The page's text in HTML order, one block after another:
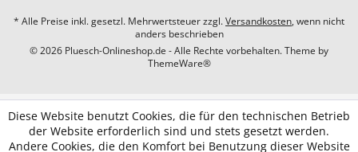
* Alle Preise inkl. gesetzl. Mehrwertsteuer zzgl.Versandkosten, wenn nicht
anders beschrieben
© 2026 Pluesch-Onlineshop.de - Alle Rechte vorbehalten. Theme by
ThemeWare®
Diese Website benutzt Cookies, die für den technischen Betrieb
der Website erforderlich sind und stets gesetzt werden.
Andere Cookies, die den Komfort bei Benutzung dieser Website